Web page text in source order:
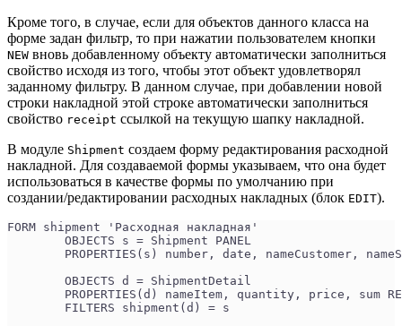
Кроме того, в случае, если для объектов данного класса на
форме задан фильтр, то при нажатии пользователем кнопки
NEW вновь добавленному объекту автоматически заполниться
свойство исходя из того, чтобы этот объект удовлетворял
заданному фильтру. В данном случае, при добавлении новой
строки накладной этой строке автоматически заполниться
свойство receipt ссылкой на текущую шапку накладной.
В модуле Shipment создаем форму редактирования расходной
накладной. Для создаваемой формы указываем, что она будет
использоваться в качестве формы по умолчанию при
создании/редактировании расходных накладных (блок EDIT).
FORM shipment 'Расходная накладная'
	OBJECTS s = Shipment PANEL
PROPERTIES(s) number, date, nameCustomer,
	OBJECTS d = ShipmentDetail
PROPERTIES(d) nameItem, quantity, price, sum
	FILTERS shipment(d) = s